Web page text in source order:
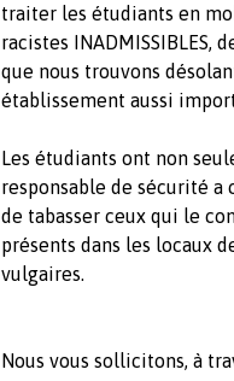
traiter les étudiants en
racistes INADMISSIBLES,
que nous trouvons
établissement aussi
Les étudiants ont non
responsable de sécurité a
de tabasser ceux qui le
présents dans les locaux
vulgaires.
Nous vous sollicitons, à